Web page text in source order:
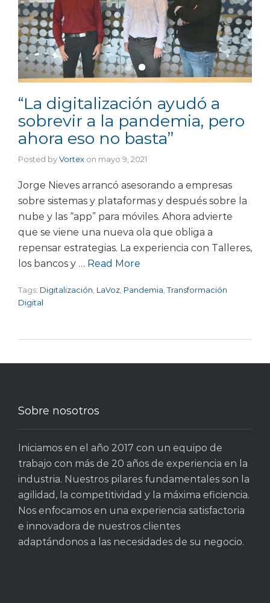
“La digitalización ayudó a
sobrevir a la pandemia, pero
ahora eso no basta”
Posted byVortex on mayo 9, 2021
Jorge Nieves arrancó asesorando a empresas
sobre sistemas y plataformas y después sobre la
nube y las “app” para móviles. Ahora advierte
que se viene una nueva ola que obliga a
repensar estrategias. La experiencia con Talleres,
los bancos y … Read More
Tags: Digitalización LaVoz Pandemia ,Transformación
Digital
Sobre nosotros
Iniciamos en el año 2017 con un equipo de
trabajo con más de 20 años de experiencia en la
industria. Nuestros pilares fundamentales son la
agilidad, la competitividad y la máxima eficiencia.
Nos enfocamos en una experiencia satisfactoria
e innovadora de nuestros clientes
adaptándonos a las necesidades de su negocio.